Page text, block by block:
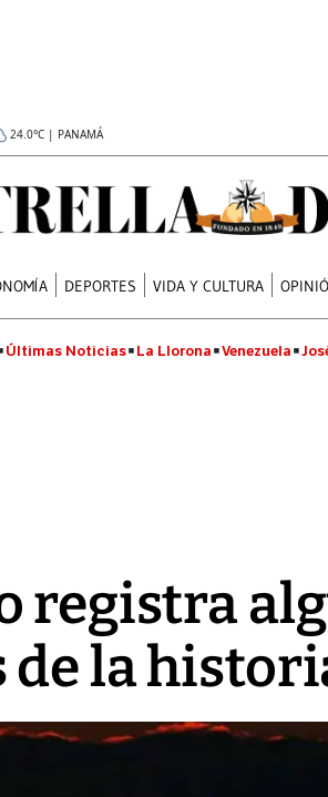
24.0°C | PANAMÁ
DEPORTES VIDA Y CULTURA
Últimas Noticias La Llorona Venezuela
registra
la